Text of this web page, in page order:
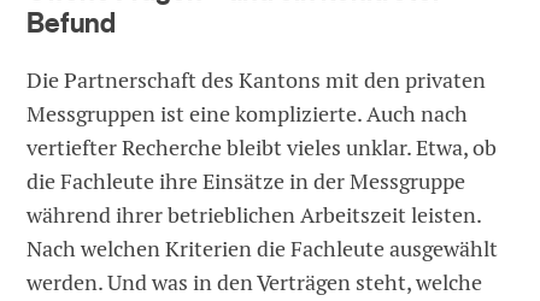
Befund
Die Partnerschaft des Kantons mit den privaten
Messgruppen ist eine komplizierte. Auch nach
vertiefter Recherche bleibt vieles unklar. Etwa, ob
die Fachleute ihre Einsätze in der Messgruppe
während ihrer betrieblichen Arbeitszeit leisten.
Nach welchen Kriterien die Fachleute ausgewählt
werden. Und was in den Verträgen steht, welche